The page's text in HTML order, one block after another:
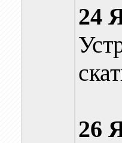
24
26